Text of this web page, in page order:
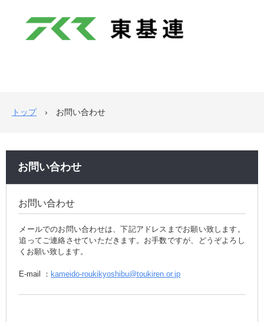
トップ › お問い合わせ
お問い合わせ
お問い合わせ
メールでのお問い合わせは、下記アドレスまでお願い致します。
追ってご連絡させていただきます。お手数ですが、どうぞよろし
くお願い致します。
E-mail ： kameido-roukikyoshibu@toukiren.or.jp